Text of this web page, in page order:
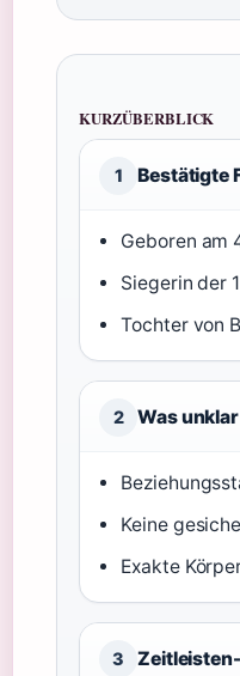
KURZÜBERBLICK
1 Bestätigte
Geboren am
Siegerin der
Tochter von
2 Was
Keine
Exakte
3